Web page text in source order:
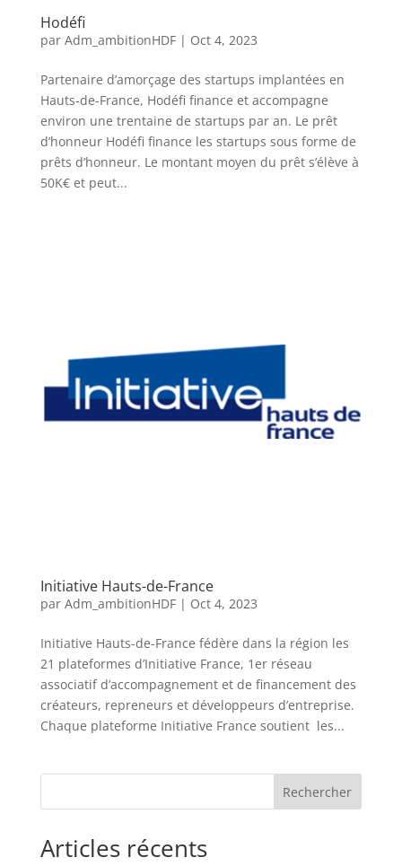
Hodéfi
par Adm_ambitionHDF| Oct 4, 2023
Partenaire d’amorçage des startups implantées en
Hauts-de-France, Hodéfi finance et accompagne
environ une trentaine de startups par an. Le prêt
d’honneur Hodéfi finance les startups sous forme de
prêts d’honneur. Le montant moyen du prêt s’élève à
50K€ et peut...
Initiative Hauts-de-France
par Adm_ambitionHDF| Oct 4, 2023
Initiative Hauts-de-France fédère dans la région les
21 plateformes d’Initiative France, 1er réseau
associatif d’accompagnement et de financement des
créateurs, repreneurs et développeurs d’entreprise.
Chaque plateforme Initiative France soutient les...
Rechercher
Articles récents